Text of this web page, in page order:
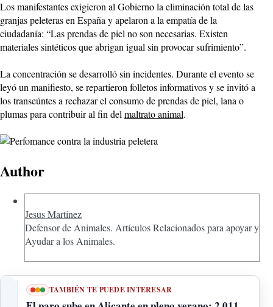
Los manifestantes exigieron al Gobierno la eliminación total de las
granjas peleteras en España y apelaron a la empatía de la
ciudadanía: “Las prendas de piel no son necesarias. Existen
materiales sintéticos que abrigan igual sin provocar sufrimiento”.
La concentración se desarrolló sin incidentes. Durante el evento se
leyó un manifiesto, se repartieron folletos informativos y se invitó a
los transeúntes a rechazar el consumo de prendas de piel, lana o
plumas para contribuir al fin del maltrato animal.
Author
Jesus Martinez
Defensor de Animales. Artículos Relacionados para apoyar y
Ayudar a los Animales.
TAMBIÉN TE PUEDE INTERESAR